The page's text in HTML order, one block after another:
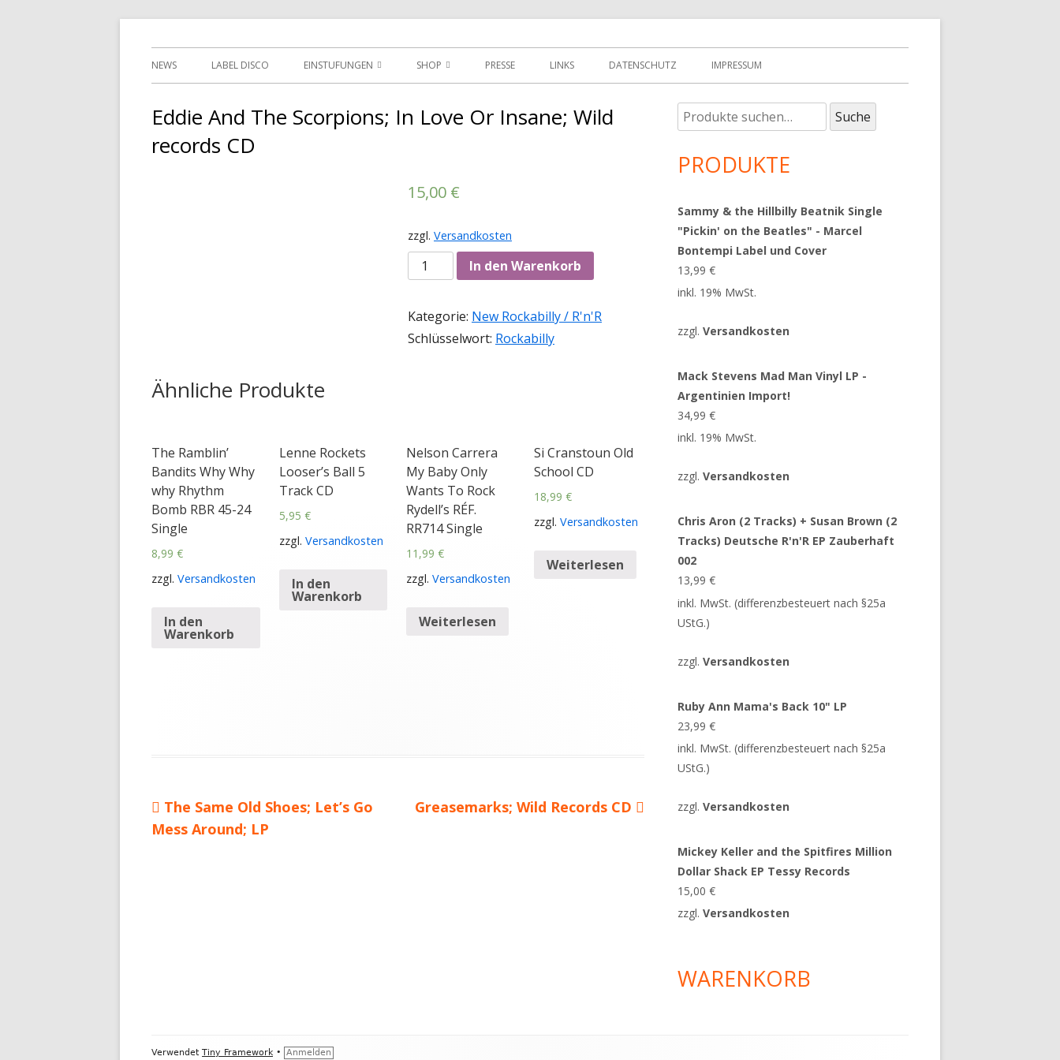
Tessy Records
Primäres
NEWS LABEL DISCO EINSTUFUNGEN SHOP
AGBS
PRESSE LINKS DATENSCHUTZ IMPRESSUM
Eddie And The Scorpions; In Love Or Insane; Wild
records CD
15,00 €
zzgl. Versandkosten
Anzahl In den Warenkorb
Kategorie: New Rockabilly / R'n'R
Schlüsselwort: Rockabilly
Ähnliche Produkte
The Ramblin’
Bandits Why Why
why Rhythm
Bomb RBR 45-24
Single
8,99 €
zzgl. Versandkosten
In den
Warenkorb
Lenne Rockets
Looser’s Ball 5
Track CD
5,95 €
zzgl. Versandkosten
In den
Warenkorb
Nelson Carrera
My Baby Only
Wants To Rock
Rydell’s RÉF.
RR714 Single
11,99€
zzgl.Versandkosten
Weiterlesen
Si Cranstoun Old
School CD
18,99 €
zzgl. Versandkosten
Weiterlesen
Beitragsnavigation
Vorheriger
Beitrag:
The Same Old Shoes; Let’s Go
Mess Around; LP
Nächster
Greasemarks; Wild Records CD
Haupt-
Seitenleiste
Suche
nach:
Suche
PRODUKTE
Sammy & the Hillbilly Beatnik Single
"Pickin' on the Beatles" - Marcel
Bontempi Label und Cover
13,99€
inkl. 19% MwSt.
zzgl.Versandkosten
Mack Stevens Mad Man Vinyl LP -
Argentinien Import!
34,99€
inkl. 19% MwSt.
zzgl.Versandkosten
Chris Aron (2 Tracks) + Susan Brown (2
Tracks) Deutsche R'n'R EP Zauberhaft
002
13,99€
inkl. MwSt. (differenzbesteuert nach §25a
UStG.)
zzgl.Versandkosten
Ruby Ann Mama's Back 10" LP
23,99€
inkl. MwSt. (differenzbesteuert nach §25a
UStG.)
zzgl.Versandkosten
Mickey Keller and the Spitfires Million
Dollar Shack EP Tessy Records
15,00€
zzgl.Versandkosten
WARENKORB
Footer
Verwendet Tiny Framework • Anmelden